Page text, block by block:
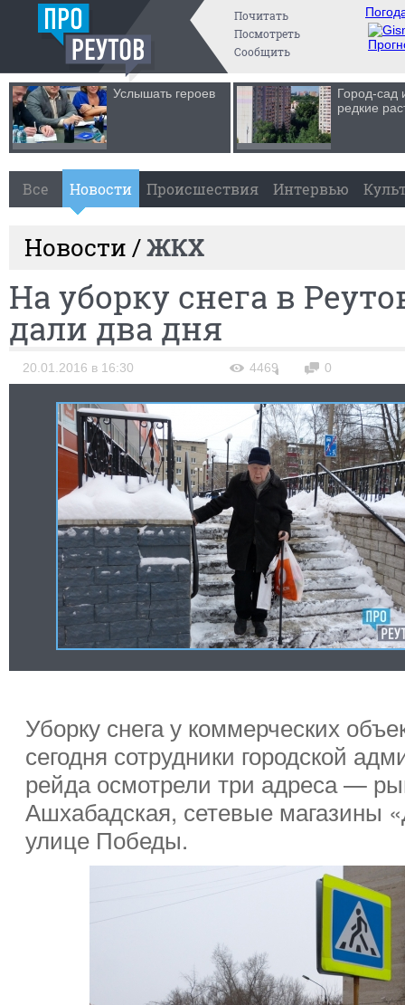
Почитать
Посмотреть
Сообщить
Услышать героев
Город-сад
редкие
Все Новости Происшествия Интервью
Новости /ЖКХ
На уборку снега в
дали два дня
20.01.2016 в 16:30 4469 0
Уборку снега у коммерческих
сегодня сотрудники городской
рейда осмотрели три адреса —
Ашхабадская, сетевые магазины
улице Победы.